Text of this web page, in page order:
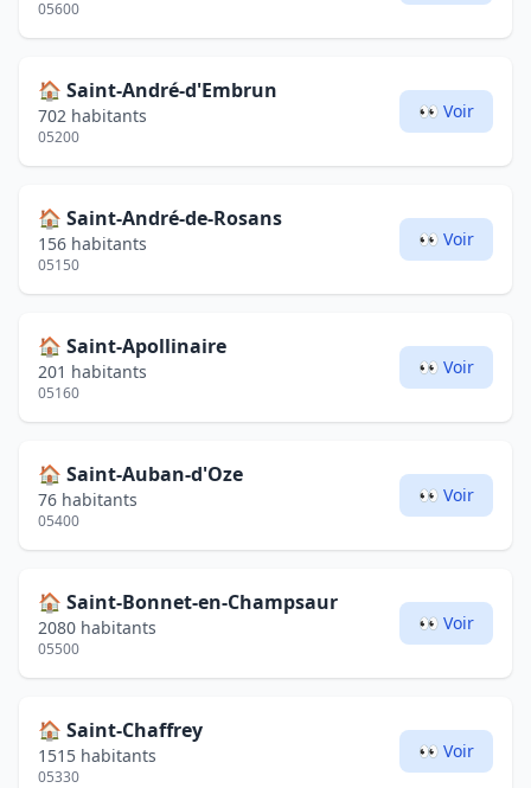
05600
🏠 Saint-André-d'Embrun
702 habitants
05200
👀 Voir
🏠 Saint-André-de-Rosans
156 habitants
05150
👀 Voir
🏠 Saint-Apollinaire
201 habitants
05160
👀 Voir
🏠 Saint-Auban-d'Oze
76 habitants
05400
👀 Voir
🏠 Saint-Bonnet-en-Champsaur
2080 habitants
05500
👀 Voir
🏠 Saint-Chaffrey
1515 habitants
05330
👀 Voir